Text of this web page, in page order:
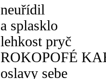
neuřídil
a splasklo
lehkost pryč
ROKOPOFÉ
oslavy sebe